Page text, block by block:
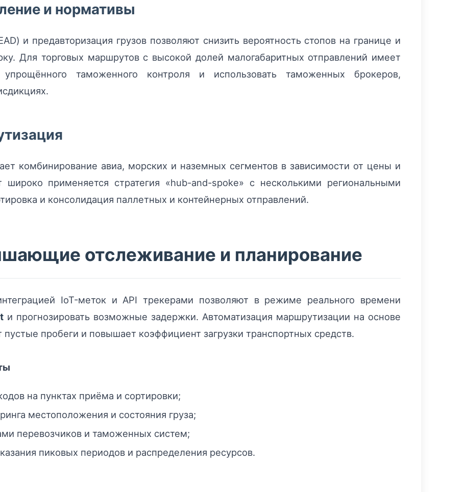
и нормативы
и предавторизация грузов позволяют снизить вероятность стопов на границе и
Для торговых маршрутов с высокой долей малогабаритных отправлений имеет
упрощённого таможенного контроля и использовать таможенных брокеров,
комбинирование авиа, морских и наземных сегментов в зависимости от цены и
применяется стратегия «hub-and-spoke» с несколькими региональными
и консолидация паллетных и контейнерных отправлений.
отслеживание и планирование
IoT-меток и API трекерами позволяют в режиме реального времени
и прогнозировать возможные задержки. Автоматизация маршрутизации на основе
пробеги и повышает коэффициент загрузки транспортных средств.
на пунктах приёма и сортировки;
местоположения и состояния груза;
перевозчиков и таможенных систем;
пиковых периодов и распределения ресурсов.